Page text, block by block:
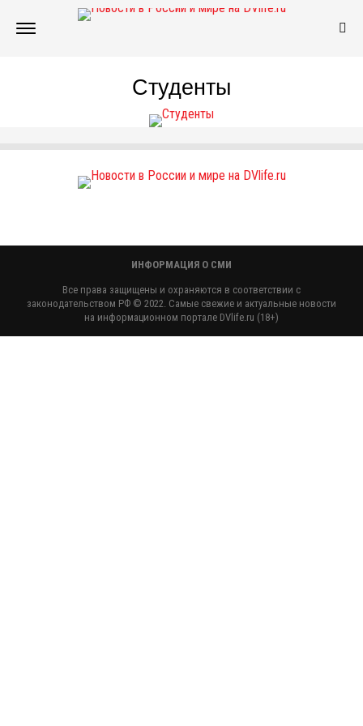
Студенты
ИНФОРМАЦИЯ О СМИ
Все права защищены и охраняются в соответствии с
законодательством РФ © 2022. Самые свежие и актуальные новости
на информационном портале DVlife.ru (18+)